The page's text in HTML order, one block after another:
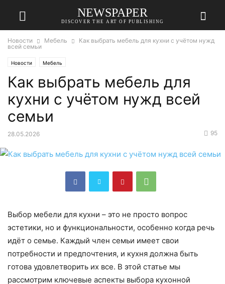
NEWSPAPER
DISCOVER THE ART OF PUBLISHING
Новости Мебель
Как выбрать мебель для кухни с учётом нужд
всей семьи
Новости Мебель
Как выбрать мебель для
кухни с учётом нужд всей
семьи
28.05.2026 95
Выбор мебели для кухни – это не просто вопрос
эстетики, но и функциональности, особенно когда речь
идёт о семье. Каждый член семьи имеет свои
потребности и предпочтения, и кухня должна быть
готова удовлетворить их все. В этой статье мы
рассмотрим ключевые аспекты выбора кухонной